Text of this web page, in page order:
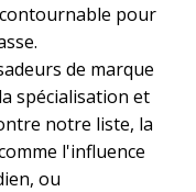
pour
de marque
spécialisation et
notre liste, la
l'influence
ou